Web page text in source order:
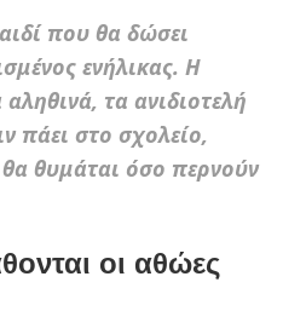
που θα δώσει
ενήλικας. Η
τα ανιδιοτελή
πάει στο σχολείο,
θυμάται όσο περνούν
οι αθώες